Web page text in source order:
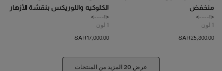
منخفض
<!---->
1 لون
SAR‌25,800.00
الكلوكيه واللوريكس بنقشة الأزهار
<!---->
1 لون
SAR‌17,000.00
عرض 20 المزيد من المنتجات